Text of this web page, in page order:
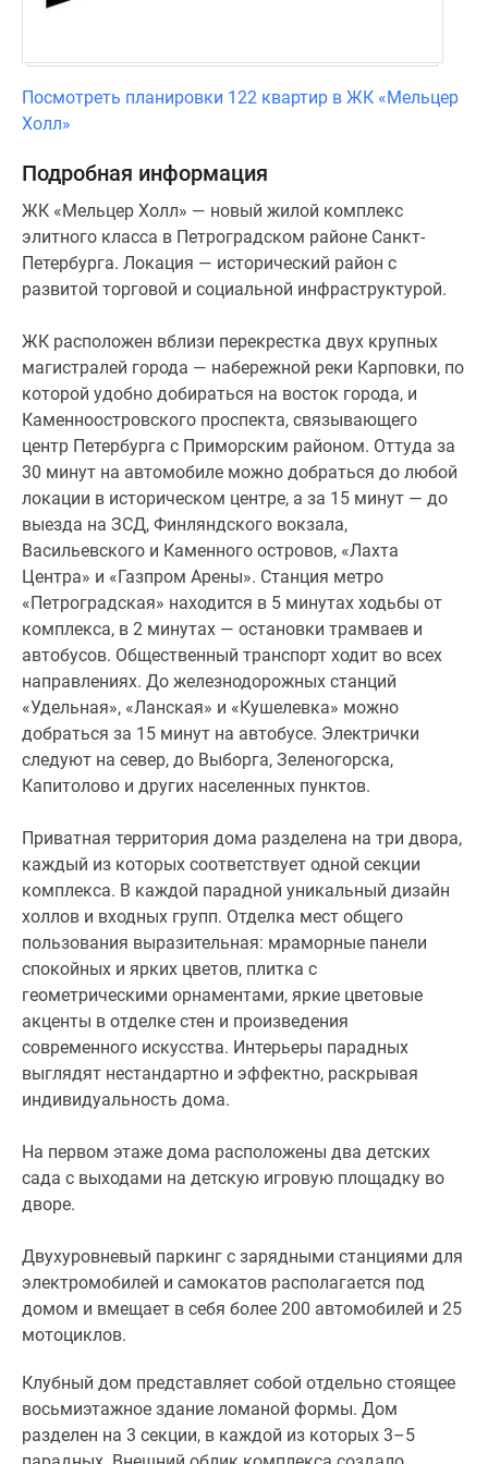
домом
вмещает
себя
более
200
автомобилей
и
25
мотоциклов.
дом
представляет
собой
отдельно
стоящее
восьмиэтажное
здание
ломаной
формы.
Дом
разделен
на
3
секции,
в
каждой
из
которых
5
парадных.
Внешний
облик
комплекса
создало
архитектурное
бюро
«Студия
44».
Главным
серо-
белого
каменного
станут
окна
и
балконы
форм
и
размеров,
Посмотреть планировки 122 квартир в ЖК «Мельцер
Холл»
Подробная информация
ЖК «Мельцер Холл» — новый жилой комплекс
элитного класса в Петроградском районе Санкт-
Петербурга. Локация — исторический район с
развитой торговой и социальной инфраструктурой.
ЖК расположен вблизи перекрестка двух крупных
магистралей города — набережной реки Карповки, по
которой удобно добираться на восток города, и
Каменноостровского проспекта, связывающего
центр Петербурга с Приморским районом. Оттуда за
30 минут на автомобиле можно добраться до любой
локации в историческом центре, а за 15 минут — до
выезда на ЗСД, Финляндского вокзала,
Васильевского и Каменного островов, «Лахта
Центра» и «Газпром Арены». Станция метро
«Петроградская» находится в 5 минутах ходьбы от
комплекса, в 2 минутах — остановки трамваев и
автобусов. Общественный транспорт ходит во всех
направлениях. До железнодорожных станций
«Удельная», «Ланская» и «Кушелевка» можно
добраться за 15 минут на автобусе. Электрички
следуют на север, до Выборга, Зеленогорска,
Капитолово и других населенных пунктов.
Приватная территория дома разделена на три двора,
каждый из которых соответствует одной секции
комплекса. В каждой парадной уникальный дизайн
холлов и входных групп. Отделка мест общего
пользования выразительная: мраморные панели
спокойных и ярких цветов, плитка с
геометрическими орнаментами, яркие цветовые
акценты в отделке стен и произведения
современного искусства. Интерьеры парадных
выглядят нестандартно и эффектно, раскрывая
индивидуальность дома.
На первом этаже дома расположены два детских
сада с выходами на детскую игровую площадку во
дворе.
Двухуровневый паркинг с зарядными станциями для
электромобилей и самокатов располагается под
домом и вмещает в себя более 200 автомобилей и 25
мотоциклов.
Клубный дом представляет собой отдельно стоящее
восьмиэтажное здание ломаной формы. Дом
разделен на 3 секции, в каждой из которых 3–5